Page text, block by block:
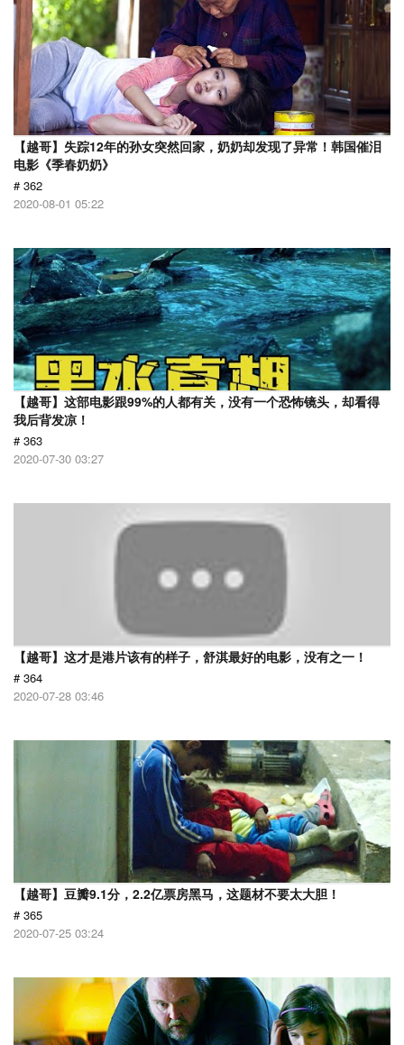
【越哥】失踪12年的孙女突然回家，奶奶却发现了异常！韩国催泪
电影《季春奶奶》
# 362
2020-08-01 05:22
【越哥】这部电影跟99%的人都有关，没有一个恐怖镜头，却看得
我后背发凉！
# 363
2020-07-30 03:27
【越哥】这才是港片该有的样子，舒淇最好的电影，没有之一！
# 364
2020-07-28 03:46
【越哥】豆瓣9.1分，2.2亿票房黑马，这题材不要太大胆！
# 365
2020-07-25 03:24